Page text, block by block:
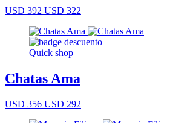
USD 392 USD 322
Quick shop
Chatas Ama
USD 356 USD 292